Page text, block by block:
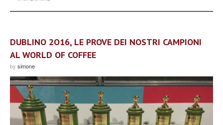
DUBLINO 2O16, LE PROVE DEI NOSTRI CAMPIONI
AL WORLD OF COFFEE
by simone